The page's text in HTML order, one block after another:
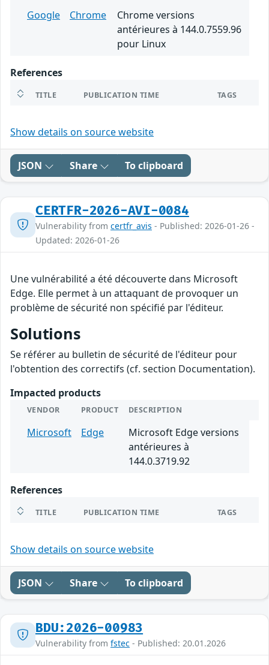
Google Chrome
Chrome versions
antérieures à 144.0.7559.96
pour Linux
References
TITLE PUBLICATION TIME TAGS
Show details on source website
JSON Share To clipboard
CERTFR-2026-AVI-0084
Vulnerability from certfr_avis - Published: 2026-01-26 -
Updated: 2026-01-26
Une vulnérabilité a été découverte dans Microsoft
Edge. Elle permet à un attaquant de provoquer un
problème de sécurité non spécifié par l'éditeur.
Solutions
Se référer au bulletin de sécurité de l'éditeur pour
l'obtention des correctifs (cf. section Documentation).
Impacted products
VENDOR PRODUCT DESCRIPTION
Microsoft Edge
Microsoft Edge versions
antérieures à
144.0.3719.92
References
TITLE PUBLICATION TIME TAGS
Show details on source website
JSON Share To clipboard
BDU:2026-00983
Vulnerability from fstec - Published: 20.01.2026